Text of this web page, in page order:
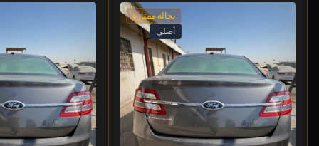
بحالة ممتازة
أصلي